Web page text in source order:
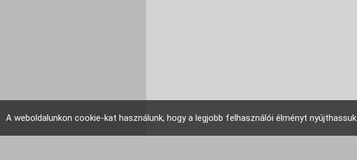
A weboldalunkon cookie-kat használunk, hogy a legjobb felhasználói élményt nyújthassuk